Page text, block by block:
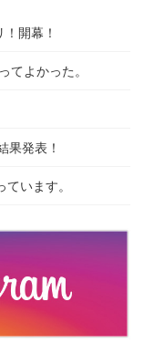
開幕！
てよかった。
果発表！
います。